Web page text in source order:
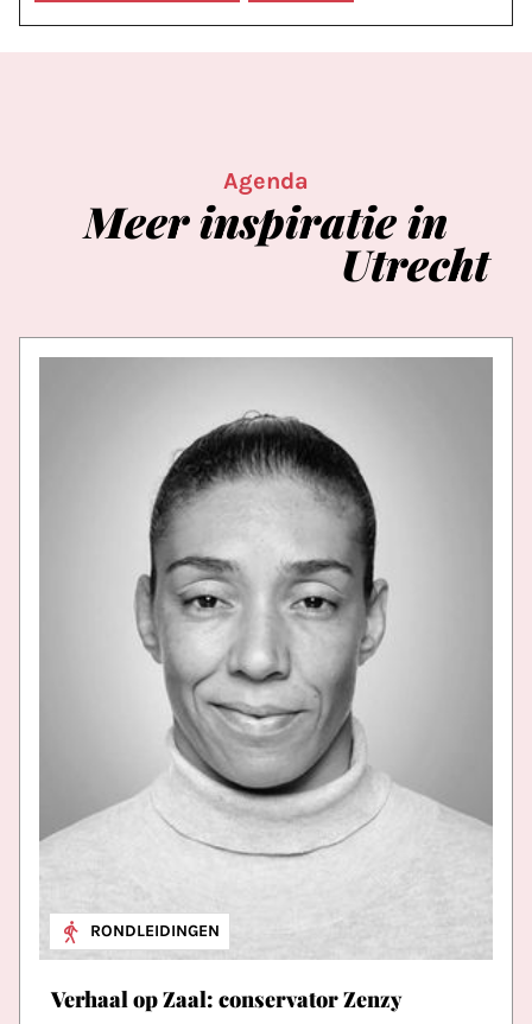
Agenda
Meerinspiratiein
Utrecht
RONDLEIDINGEN
Verhaal op Zaal: conservator Zenzy